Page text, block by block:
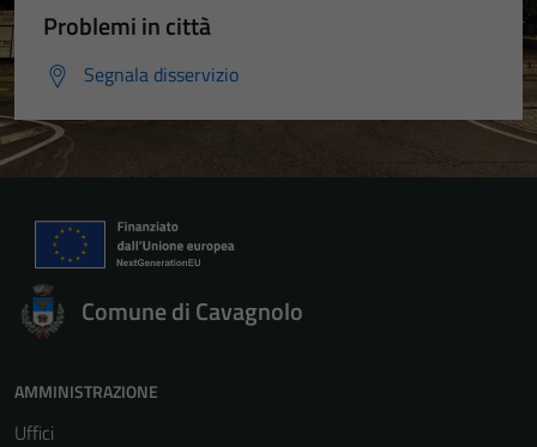
Problemi in città
Segnala disservizio
Comune di Cavagnolo
AMMINISTRAZIONE
Uffici